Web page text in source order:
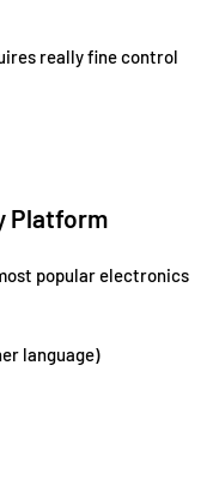
really fine control
Platform
popular electronics
language)